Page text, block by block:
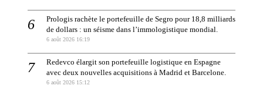
Prologis rachète le portefeuille de Segro pour 18,8 milliards
de dollars : un séisme dans l’immologistique mondial.
6 août 2026 16:19
Redevco élargit son portefeuille logistique en Espagne
avec deux nouvelles acquisitions à Madrid et Barcelone.
6 août 2026 15:12